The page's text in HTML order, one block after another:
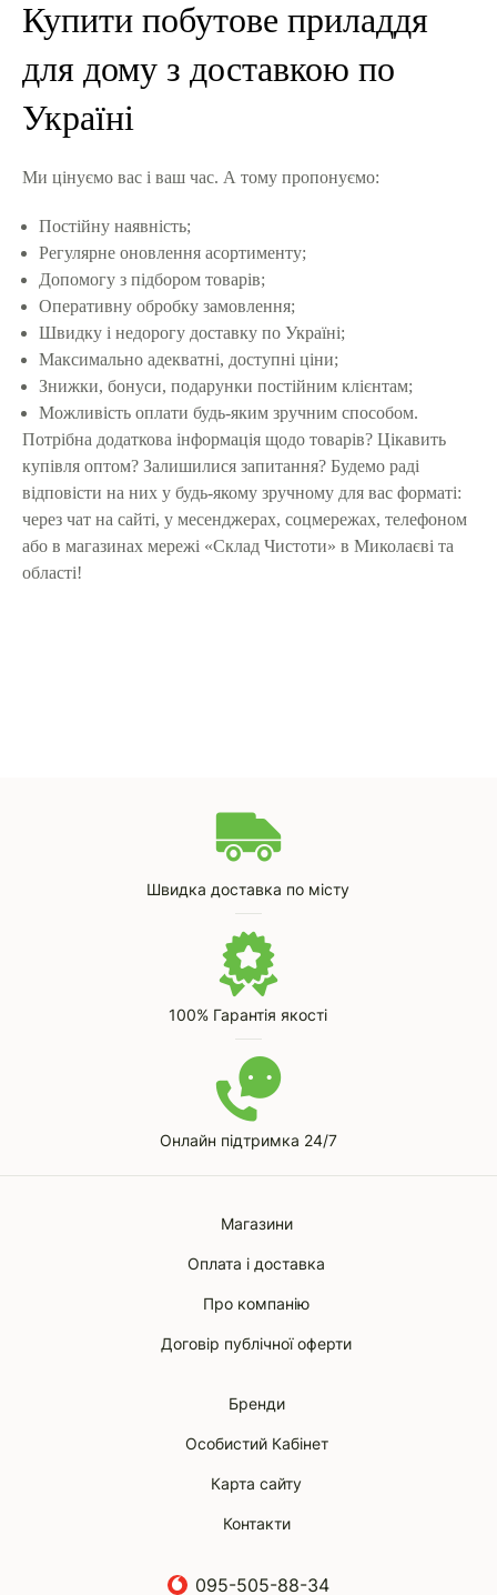
Купити побутове приладдя
для дому з доставкою по
Україні
Ми цінуємо вас і ваш час. А тому пропонуємо:
Постійну наявність;
Регулярне оновлення асортименту;
Допомогу з підбором товарів;
Оперативну обробку замовлення;
Швидку і недорогу доставку по Україні;
Максимально адекватні, доступні ціни;
Знижки, бонуси, подарунки постійним клієнтам;
Можливість оплати будь-яким зручним способом.
Потрібна додаткова інформація щодо товарів? Цікавить
купівля оптом? Залишилися запитання? Будемо раді
відповісти на них у будь-якому зручному для вас форматі:
через чат на сайті, у месенджерах, соцмережах, телефоном
або в магазинах мережі «Склад Чистоти» в Миколаєві та
області!
Швидка доставка по місту
100% Гарантія якості
Онлайн підтримка 24/7
Магазини
Оплата і доставка
Про компанію
Договір публічної оферти
Бренди
Особистий Кабінет
Карта сайту
Контакти
095-505-88-34